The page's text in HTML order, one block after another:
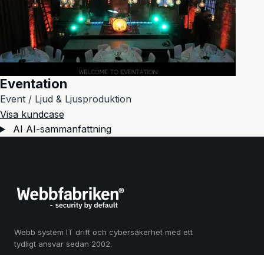
Eventation
Event / Ljud & Ljusproduktion
Visa kundcase
AI AI-sammanfattning
Webb system IT drift och cybersäkerhet med ett
tydligt ansvar sedan 2002.